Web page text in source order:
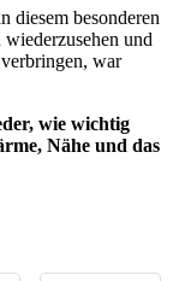
diesem besonderen
und
war
wie wichtig
Nähe und das